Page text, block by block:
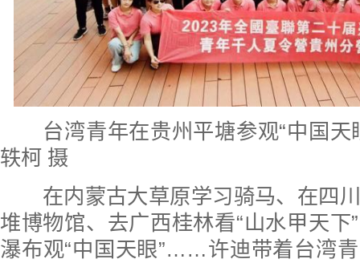
台湾青年在贵州平塘参观“中国天
轶柯 摄
在内蒙古大草原学习骑马、在四川
堆博物馆、去广西桂林看“山水甲天下
瀑布观“中国天眼”……许迪带着台湾